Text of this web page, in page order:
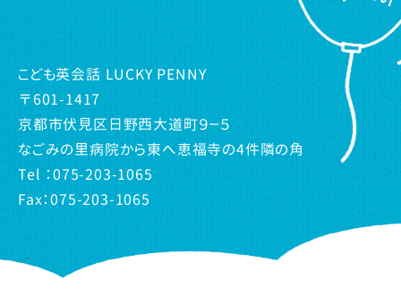
こども英会話 LUCKY PENNY
〒601-1417
京都市伏見区日野西大道町９－５
なごみの里病院から東へ恵福寺の4件隣の角
Tel ：075-203-1065
Fax：075-203-1065